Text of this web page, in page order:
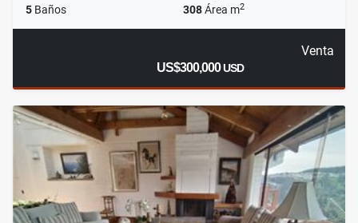
5 Baños 308Área m2
Venta
US$300,000USD